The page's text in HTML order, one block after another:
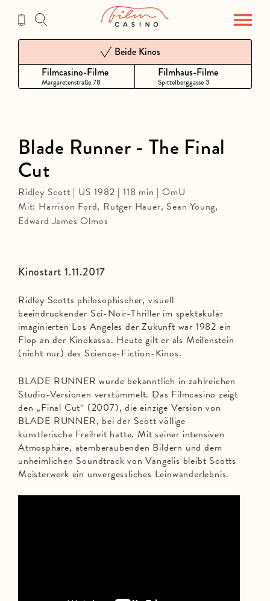
Inhalt
Filmcasino-Filme
Margaretenstraße 78
Beide Kinos
Filmhaus-Filme
Spittelberggasse 3
Kinostart 1.11.2017
Ridley Scotts philosophischer, visuell
beeindruckender Sci-Noir-Thriller im spektakulär
imaginierten Los Angeles der Zukunft war 1982 ein
Flop an der Kinokassa. Heute gilt er als Meilenstein
(nicht nur) des Science-Fiction-Kinos.
BLADE RUNNER wurde bekanntlich in zahlreichen
Studio-Versionen verstümmelt. Das Filmcasino zeigt
den „Final Cut“ (2007), die einzige Version von
BLADE RUNNER, bei der Scott völlige
künstlerische Freiheit hatte. Mit seiner intensiven
Atmosphäre, atemberaubenden Bildern und dem
unheimlichen Soundtrack von Vangelis bleibt Scotts
Meisterwerk ein unvergessliches Leinwanderlebnis.
Blade Runner - The Final
Cut
Ridley Scott | US 1982 | 118 min | OmU
Mit: Harrison Ford, Rutger Hauer, Sean Young,
Edward James Olmos